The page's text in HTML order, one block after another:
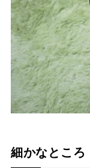
細かなところ